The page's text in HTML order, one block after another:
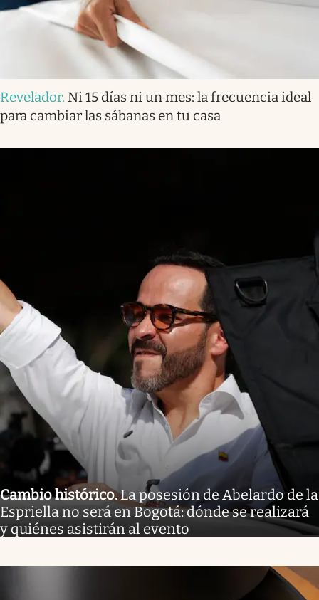
Revelador. Ni 15 días ni un mes: la frecuencia ideal
para cambiar las sábanas en tu casa
Cambio histórico.La posesión de Abelardo de la
Espriella no será en Bogotá: dónde se realizará
y quiénes asistirán al evento